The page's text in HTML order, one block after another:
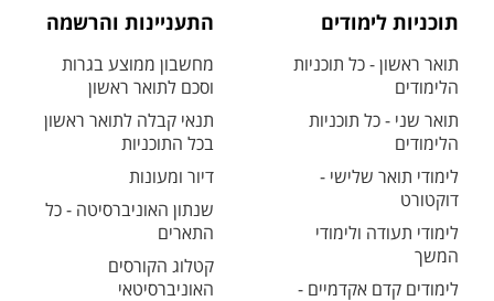
תוכניות לימודים
תואר ראשון - כל תוכניות
הלימודים
תואר שני - כל תוכניות
הלימודים
לימודי תואר שלישי -
דוקטורט
לימודי תעודה ולימודי
המשך
לימודים קדם אקדמיים -
התעניינות והרשמה
מחשבון ממוצע בגרות
וסכם לתואר ראשון
תנאי קבלה לתואר ראשון
בכל התוכניות
דיור ומעונות
שנתון האוניברסיטה - כל
התארים
קטלוג הקורסים
האוניברסיטאי